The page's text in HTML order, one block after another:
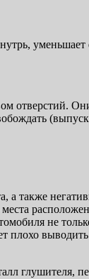
отверстий.
а также
не
плохо
глушителя,